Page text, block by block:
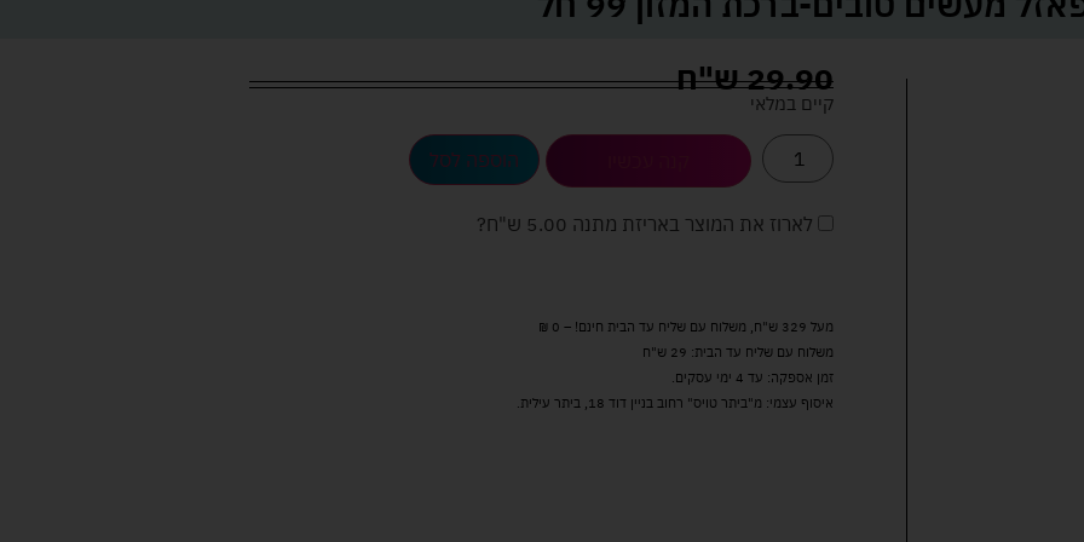
29.90ש"ח
קיים במלאי
הוספה לסל
לארוז את המוצר באריזת מתנה 5.00 ש"ח ?
מעל 329 ש"ח, משלוח עם שליח עד הבית חינם! – 0 ₪
משלוח עם שליח עד הבית: 29 ש"ח
זמן אספקה: עד 4 ימי עסקים.
איסוף עצמי: מ"ביתר טויס" רחוב בניין דוד 18, ביתר עילית.